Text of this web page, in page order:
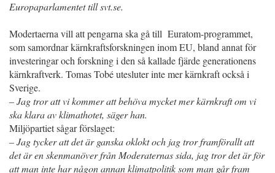
Europaparlamentet till svt.se.
Modertaerna vill att pengarna ska gå till Euratom-programmet,
som samordnar kärnkraftsforskningen inom EU, bland annat för
investeringar och forskning i den så kallade fjärde generationens
kärnkraftverk. Tomas Tobé utesluter inte mer kärnkraft också i
Sverige.
– Jag tror att vi kommer att behöva mycket mer kärnkraft om vi
ska klara av klimathotet, säger han.
Miljöpartiet sågar förslaget:
– Jag tycker att det är ganska oklokt och jag tror framförallt att
det är en skenmanöver från Moderaternas sida, jag tror det är för
att man inte har någon annan klimatpolitik som man går fram